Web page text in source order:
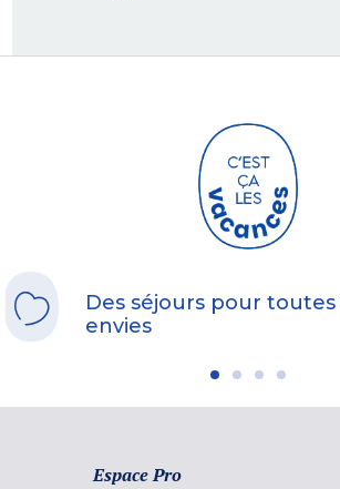
Des séjours pour toutes
envies
Espace Pro